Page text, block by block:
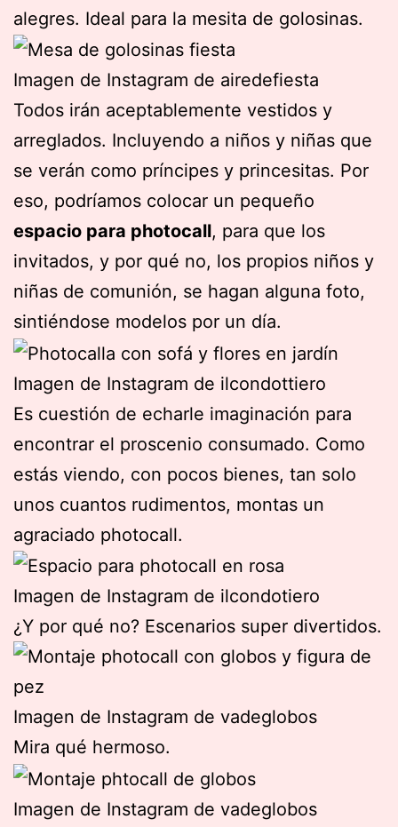
alegres. Ideal para la mesita de golosinas.
Imagen de Instagram de airedefiesta
Todos irán aceptablemente vestidos y
arreglados. Incluyendo a niños y niñas que
se verán como príncipes y princesitas. Por
eso, podríamos colocar un pequeño
espacio para photocall, para que los
invitados, y por qué no, los propios niños y
niñas de comunión, se hagan alguna foto,
sintiéndose modelos por un día.
Imagen de Instagram de ilcondottiero
Es cuestión de echarle imaginación para
encontrar el proscenio consumado. Como
estás viendo, con pocos bienes, tan solo
unos cuantos rudimentos, montas un
agraciado photocall.
Imagen de Instagram de ilcondotiero
¿Y por qué no? Escenarios super divertidos.
Imagen de Instagram de vadeglobos
Mira qué hermoso.
Imagen de Instagram de vadeglobos